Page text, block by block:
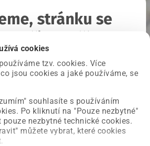
cookies
tzv. cookies. Více
jsou cookies a jaké používáme, se
souhlasíte s používáním
Po kliknutí na "Pouze nezbytné"
pouze nezbytné technické cookies.
můžete vybrat, které cookies
stránku se
na naší straně a už ji opravujeme.
načíst požadovanou stránku.
stránku Úvodní strana